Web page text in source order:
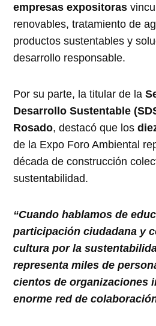
empresas expositoras
renovables, tratamiento de
productos sustentables y
desarrollo responsable.
Por su parte, la titular de la
Desarrollo Sustentable
Rosado, destacó que los
de la Expo Foro Ambiental
década de construcción
sustentabilidad.
“Cuando hablamos de
participación ciudadana y
cultura por la
representa miles de
cientos de organizaciones
enorme red de